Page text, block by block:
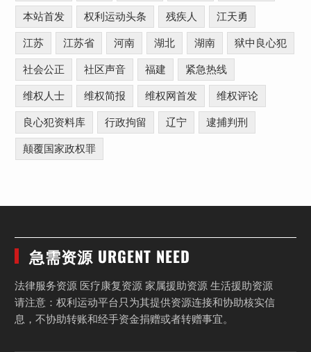
本站首发 权利运动头条 残疾人 江天勇
江苏 江苏省 河南 湖北 湖南 狱中良心犯
社会公正 社区声音 福建 紧急热线
维权人士 维权简报 维权网首发 维权评论
良心犯资料库 行政拘留 辽宁 逮捕判刑
颠覆国家政权罪
急需资源 URGENT NEED
法律服务资源 医疗康复资源 家属援助资源 生活援助资源
请注意：权利运动平台只为其提供资源连接和协助核实信
息，不协助转账和经手资金捐赠或者转赠事宜。